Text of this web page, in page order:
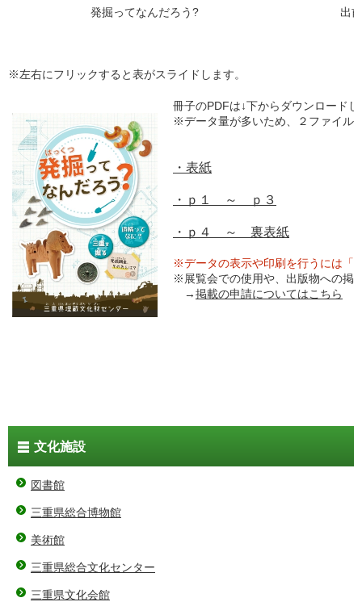
発掘ってなんだろう? 出
※左右にフリックすると表がスライドします。
冊子のPDFは↓下からダウンロード
※データ量が多いため、２ファイル
・表紙
・ｐ１ ～ ｐ３
・ｐ４ ～ 裏表紙
※データの表示や印刷を行うには「
※展覧会での使用や、出版物への掲
→掲載の申請についてはこちら
文化施設
図書館
三重県総合博物館
美術館
三重県総合文化センター
三重県文化会館